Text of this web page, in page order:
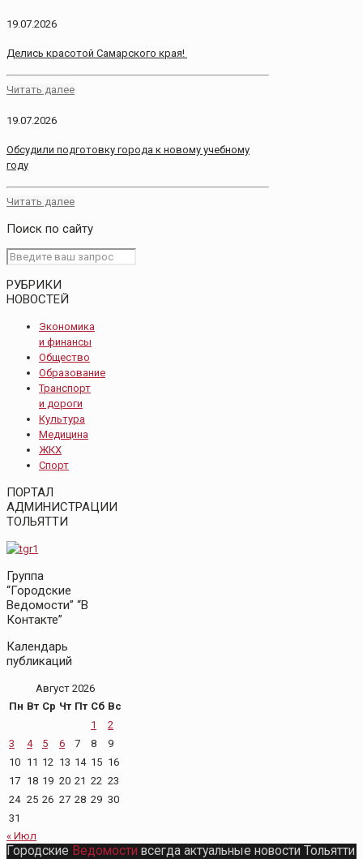
19.07.2026
Делись красотой Самарского края!
Читать далее
19.07.2026
Обсудили подготовку города к новому учебному
году
Читать далее
Поиск по сайту
РУБРИКИ
НОВОСТЕЙ
Экономика
и финансы
Общество
Образование
Транспорт
и дороги
Культура
Медицина
ЖКХ
Спорт
ПОРТАЛ
АДМИНИСТРАЦИИ
ТОЛЬЯТТИ
Группа
“Городские
Ведомости” “В
Контакте”
Календарь
публикаций
Август 2026
Пн Вт Ср Чт Пт Сб Вс
1
2
3
4 5 6 7 8
9
10 11 12 13 14 15 16
17 18 19 20 21 22 23
24 25 26 27 28 29 30
31
« Июл
Городские Ведомости всегда актуальные новости Тольятти